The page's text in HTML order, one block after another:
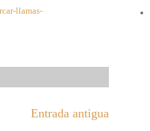
llamas-
Entrada antigua